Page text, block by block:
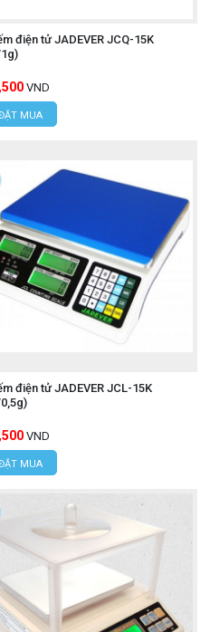
điện tử JADEVER JCQ-15K
VND
MUA
điện tử JADEVER JCL-15K
VND
MUA